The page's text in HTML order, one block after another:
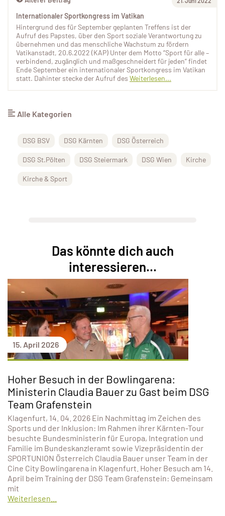
Internationaler Sportkongress im Vatikan
Hintergrund des für September geplanten Treffens ist der
Aufruf des Papstes, über den Sport soziale Verantwortung zu
übernehmen und das menschliche Wachstum zu fördern
Vatikanstadt, 20.6.2022 (KAP) Unter dem Motto “Sport für alle –
verbindend, zugänglich und maßgeschneidert für jeden” findet
Ende September ein internationaler Sportkongress im Vatikan
statt. Dahinter stecke der Aufruf des Weiterlesen...
Alle Kategorien
DSG BSV DSG Kärnten DSG Österreich
DSG St.Pölten DSG Steiermark DSG Wien Kirche
Kirche & Sport
Das könnte dich auch
interessieren...
15. April 2026
Hoher Besuch in der Bowlingarena:
Ministerin Claudia Bauer zu Gast beim DSG
Team Grafenstein
Klagenfurt, 14. 04. 2026 Ein Nachmittag im Zeichen des
Sports und der Inklusion: Im Rahmen ihrer Kärnten-Tour
besuchte Bundesministerin für Europa, Integration und
Familie im Bundeskanzleramt sowie Vizepräsidentin der
SPORTUNION Österreich Claudia Bauer unser Team in der
Cine City Bowlingarena in Klagenfurt. Hoher Besuch am 14.
April beim Training der DSG Team Grafenstein: Gemeinsam
mit
Weiterlesen...